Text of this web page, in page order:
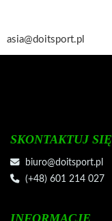
asia@doitsport.pl
SKONTAKTUJ SIĘ
biuro@doitsport.pl
(+48) 601 214 027
INFORMACJE